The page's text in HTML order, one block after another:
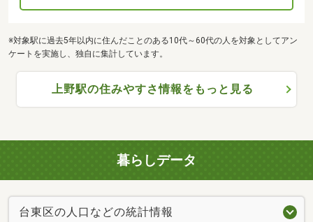
※対象駅に過去5年以内に住んだことのある10代～60代の人を対象としてアン
ケートを実施し、独自に集計しています。
上野駅の住みやすさ情報をもっと見る
暮らしデータ
台東区の人口などの統計情報